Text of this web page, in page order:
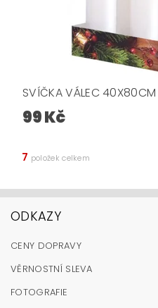
SVÍČKA VÁLEC 40X80CM
99 Kč
7 položek celkem
ODKAZY
CENY DOPRAVY
VĚRNOSTNÍ SLEVA
FOTOGRAFIE